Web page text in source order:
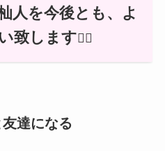
人を今後とも、よ
致します🙇‍♂️
達になる